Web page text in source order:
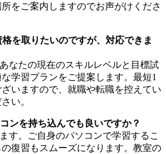
をご案内しますのでお声がけくださ
を取りたいのですが、対応できま
なたの現在のスキルレベルと目標試
学習プランをご提案します。最短1
いますので、就職や転職を控えてい
い。
ンを持ち込んでも良いですか？
す。ご自身のパソコンで学習するこ
復習もスムーズになります。教室の